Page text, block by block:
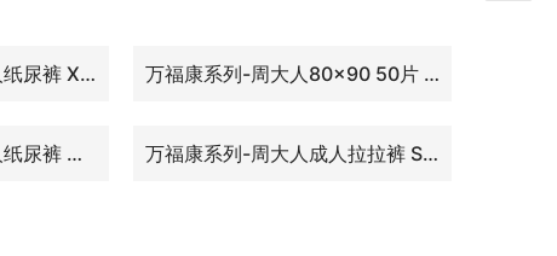
万福康系列-周大人成人纸尿裤 XL8片 万福康系列-周大人80×90 50片 四角定位护理垫
万福康系列-周大人成人纸尿裤 ML10片 万福康系列-周大人成人拉拉裤 S22片